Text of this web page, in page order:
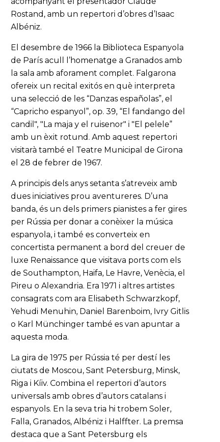
Rostand, amb un repertori d’obres d’Isaac
Albéniz.
El desembre de 1966 la Biblioteca Espanyola
de París acull l’homenatge a Granados amb
la sala amb aforament complet. Falgarona
ofereix un recital exitós en què interpreta
una selecció de les “Danzas españolas”, el
“Capricho espanyol”, op. 39, “El fandango del
candil", "La maja y el ruisenor" i "El pelele”
amb un èxit rotund. Amb aquest repertori
visitarà també el Teatre Municipal de Girona
el 28 de febrer de 1967.
A principis dels anys setanta s’atreveix amb
dues iniciatives prou aventureres. D’una
banda, és un dels primers pianistes a fer gires
per Rússia per donar a conèixer la música
espanyola, i també es converteix en
concertista permanent a bord del creuer de
luxe Renaissance que visitava ports com els
de Southampton, Haifa, Le Havre, Venècia, el
Pireu o Alexandria. Era 1971 i altres artistes
consagrats com ara Elisabeth Schwarzkopf,
Yehudi Menuhin, Daniel Barenboim, Ivry Gitlis
o Karl Münchinger també es van apuntar a
aquesta moda.
La gira de 1975 per Rússia té per destí les
ciutats de Moscou, Sant Petersburg, Minsk,
Riga i Kíiv. Combina el repertori d’autors
universals amb obres d’autors catalans i
espanyols. En la seva tria hi trobem Soler,
Falla, Granados, Albéniz i Halffter. La premsa
destaca que a Sant Petersburg els